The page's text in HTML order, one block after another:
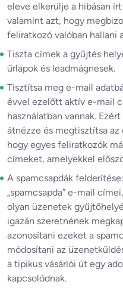
eleve elkerülje a hibásan
valamint azt, hogy
feliratkozó valóban hallani
Tiszta címek a gyűjtés
űrlapok és leadmágnesek.
Tisztítsa meg e-mail
évvel ezelőtt aktív e-mail
használatban vannak.
átnézze és megtisztítsa
hogy egyes feliratkozók
címeket, amelyekkel
A spamcsapdák
„spamcsapda” e-mail
olyan üzenetek
igazán szeretnének
azonosítani ezeket a
módosítani az
a tipikus vásárlói út egy
kapcsolódnak.